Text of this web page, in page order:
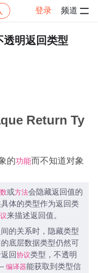
登录 频道
ios开发交流区
明返回类型
Return Ty
的功能而不知道对象
或方法会隐藏返回值的
体的类型作为返回类
来描述返回值。
的关系时，隐藏类型
底层数据类型仍然可
回协议类型，不透明
编译器能获取到类型信